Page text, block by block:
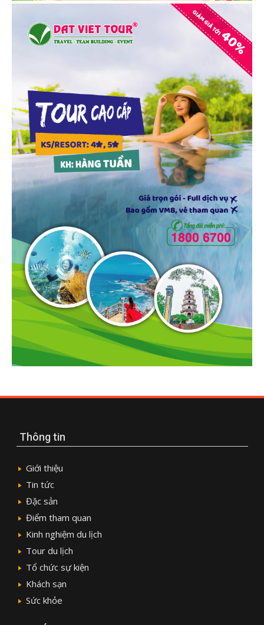
Thông tin
Giới thiệu
Tin tức
Đặc sản
Điểm tham quan
Kinh nghiệm du lịch
Tour du lịch
Tổ chức sự kiện
Khách sạn
Sức khỏe